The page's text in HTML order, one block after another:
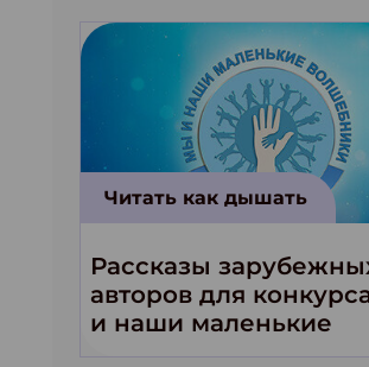
Читать как дышать
Рассказы
авторов для
и наши маленькие
волшебники!»